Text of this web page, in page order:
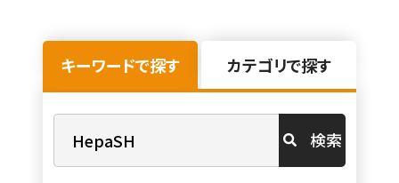
キーワードで探す カテゴリで探す
検索